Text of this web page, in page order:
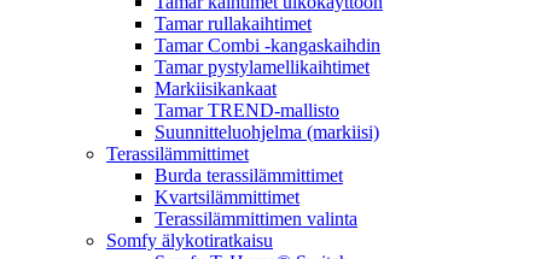
Tamar rullakaihtimet
Tamar Combi -kangaskaihdin
Tamar pystylamellikaihtimet
Markiisikankaat
Tamar TREND-mallisto
Suunnitteluohjelma (markiisi)
Terassilämmittimet
Burda terassilämmittimet
Kvartsilämmittimet
Terassilämmittimen valinta
Somfy älykotiratkaisu